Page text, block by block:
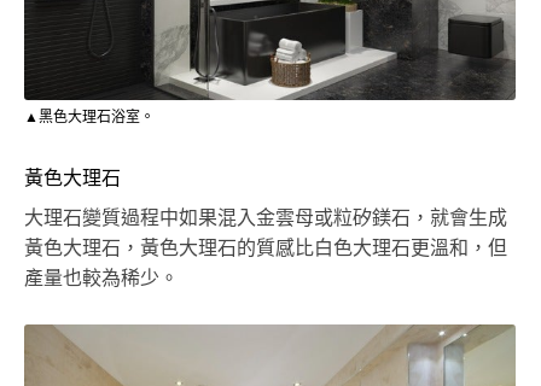
▲黑色大理石浴室。
黃色大理石
大理石變質過程中如果混入金雲母或粒矽鎂石，就會生成
黃色大理石，黃色大理石的質感比白色大理石更溫和，但
產量也較為稀少。